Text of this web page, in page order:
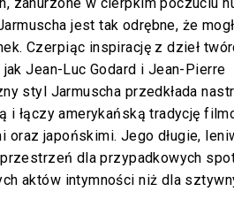
jest tak odrębne, że
Czerpiąc inspirację z dzieł
Jean-Luc Godard i Jean-Pierre
styl Jarmuscha przedkłada
i łączy amerykańską tradycję
oraz japońskimi. Jego długie,
dla przypadkowych
aktów intymności niż dla